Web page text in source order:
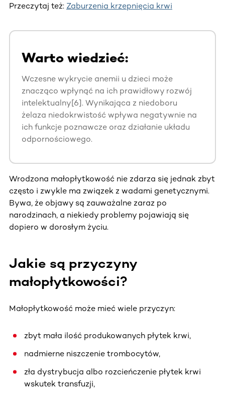
Przeczytaj też: Zaburzenia krzepnięcia krwi
Warto wiedzieć:
Wczesne wykrycie anemii u dzieci może
znacząco wpłynąć na ich prawidłowy rozwój
intelektualny[6]. Wynikająca z niedoboru
żelaza niedokrwistość wpływa negatywnie na
ich funkcje poznawcze oraz działanie układu
odpornościowego.
Wrodzona małopłytkowość nie zdarza się jednak zbyt
często i zwykle ma związek z wadami genetycznymi.
Bywa, że objawy są zauważalne zaraz po
narodzinach, a niekiedy problemy pojawiają się
dopiero w dorosłym życiu.
Jakie są przyczyny
małopłytkowości?
Małopłytkowość może mieć wiele przyczyn:
zbyt mała ilość produkowanych płytek krwi,
nadmierne niszczenie trombocytów,
zła dystrybucja albo rozcieńczenie płytek krwi
wskutek transfuzji,